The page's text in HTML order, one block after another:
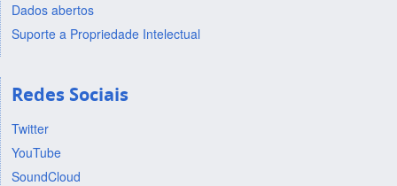
Dados abertos
Suporte a Propriedade Intelectual
Redes Sociais
Twitter
YouTube
SoundCloud